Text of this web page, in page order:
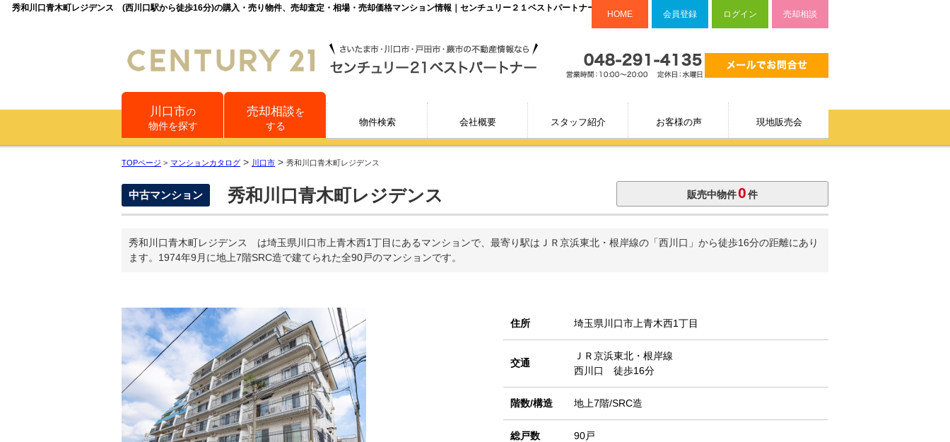
秀和川口青木町レジデンス (西川口駅から徒歩16分)の購入・売り物件、売却査定・相場・売却価格マンション情報｜センチュリー２１ベストパートナー
HOME 会員登録 ログイン 売却相談
川口市の
物件を探す
売却相談を
する
物件検索 会社概要 スタッフ紹介 お客様の声 現地販売会
TOPページ > マンションカタログ > 川口市 > 秀和川口青木町レジデンス
中古マンション 秀和川口青木町レジデンス 販売中物件0件
秀和川口青木町レジデンス は埼玉県川口市上青木西1丁目にあるマンションで、最寄り駅はＪＲ京浜東北・根岸線の「西川口」から徒歩16分の距離にあり
ます。1974年9月に地上7階SRC造で建てられた全90戸のマンションです。
住所 埼玉県川口市上青木西1丁目
交通
ＪＲ京浜東北・根岸線
西川口 徒歩16分
階数/構造 地上7階/SRC造
総戸数 90戸